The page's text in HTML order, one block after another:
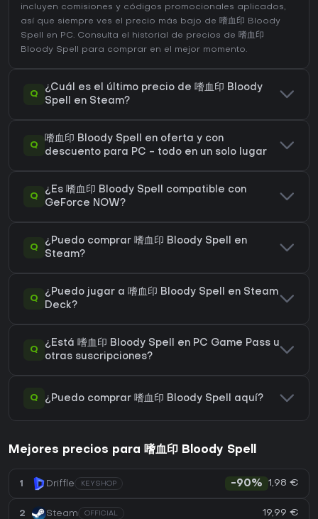
incluyen comisiones y códigos promocionales aplicados,
así que siempre ves el precio más bajo de 嗜血印 Bloody
Spell en PC. Consulta el
historial de precios de 嗜血印
Bloody Spell
para comprar en el mejor momento.
Q
¿Cuál es el último precio de 嗜血印 Bloody
Spell en Steam?
Q
嗜血印 Bloody Spell en oferta y con
descuento para PC - todo en un solo lugar
Q
¿Es 嗜血印 Bloody Spell compatible con
GeForce NOW?
Q
¿Puedo comprar 嗜血印 Bloody Spell en
Steam?
Q
¿Puedo jugar a 嗜血印 Bloody Spell en Steam
Deck?
Q
¿Está 嗜血印 Bloody Spell en PC Game Pass u
otras suscripciones?
Q ¿Puedo comprar 嗜血印 Bloody Spell aquí?
Mejores precios para 嗜血印 Bloody Spell
1 Driffle KEYSHOP -90% 1,98 €
2 Steam OFFICIAL 19,99 €